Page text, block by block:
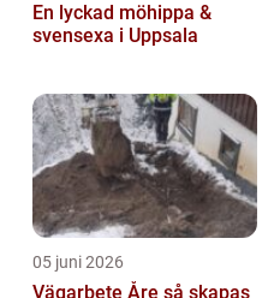
En lyckad möhippa &
svensexa i Uppsala
05 juni 2026
Vägarbete Åre så skapas